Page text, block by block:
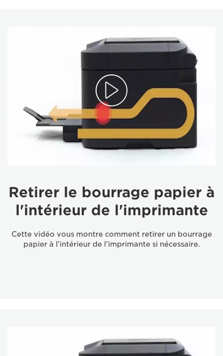
Retirer le bourrage papier à
l'intérieur de l'imprimante
Cette vidéo vous montre comment retirer un bourrage
papier à l'intérieur de l'imprimante si nécessaire.